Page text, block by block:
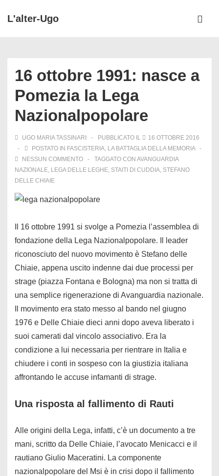
VaiL'alter-Ugo
16 ottobre 1991: nasce a
Pomezia la Lega
Nazionalpopolare
UGO MARIA TASSINARI PUBBLICATO IL
16 OTTOBRE 2016
POSTATO IN FASCISTERIA, LA BATTAGLIA DELLA MEMORIA
NESSUN COMMENTO
TAGGATO CON AVANGUARDIA
NAZIONALE, LEGA DELLE LEGHE, STAITI DI CUDDIA, STEFANO
DELLE CHIAIE
Il 16 ottobre 1991 si svolge a Pomezia l’assemblea di
fondazione della Lega Nazionalpopolare. Il leader
riconosciuto del nuovo movimento è Stefano delle
Chiaie, appena uscito indenne dai due processi per
strage (piazza Fontana e Bologna) ma non si tratta di
una semplice rigenerazione di Avanguardia nazionale.
Il movimento era stato messo al bando nel giugno
1976 e Delle Chiaie dieci anni dopo aveva liberato i
suoi camerati dal vincolo associativo. Era la
condizione a lui necessaria per rientrare in Italia e
chiudere i conti in sospeso con la giustizia italiana
affrontando le accuse infamanti di strage.
Una risposta al fallimento di Rauti
Alle origini della Lega, infatti, c’è un documento a tre
mani, scritto da Delle Chiaie, l’avocato Menicacci e il
rautiano Giulio Maceratini. La componente
nazionalpopolare del Msi è in crisi dopo il fallimento